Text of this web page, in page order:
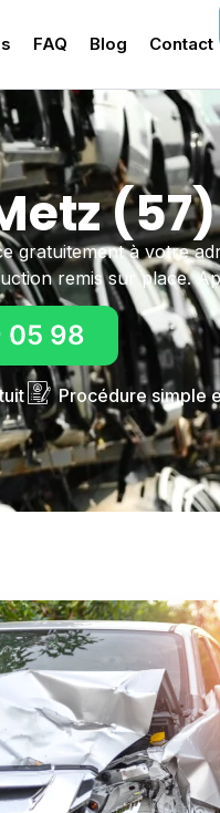
FAQ Blog Contact
(57)
gratuitement à votre
remis sur place.
05 98
Procédure simple